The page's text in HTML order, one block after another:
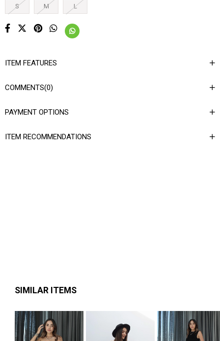
S M L
ITEM FEATURES
COMMENTS(0)
PAYMENT OPTIONS
ITEM RECOMMENDATIONS
SIMILAR ITEMS